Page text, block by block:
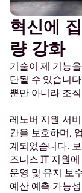
혁신에
량 강화
기술이 제 기능
단될 수 있습니
뿐만 아니라 조
레노버 지원 서
간을 보호하며,
계되었습니다.
즈니스 IT 지원
운영 및 유지 보
예산 예측 가능